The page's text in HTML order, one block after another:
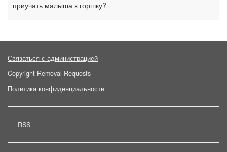
приучать малыша к горшку?
Связаться с администрацией
Copyright Removal Requests
Политика конфиденциальности
RSS